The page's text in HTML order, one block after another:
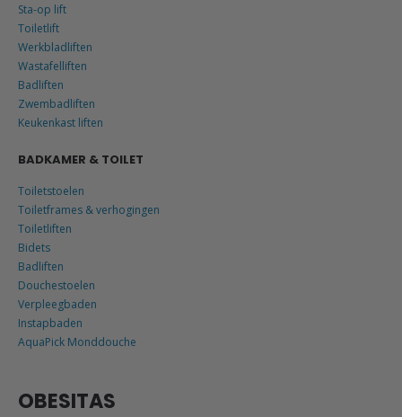
Sta-op lift
Toiletlift
Werkbladliften
Wastafelliften
Badliften
Zwembadliften
Keukenkast liften
BADKAMER & TOILET
Toiletstoelen
Toiletframes & verhogingen
Toiletliften
Bidets
Badliften
Douchestoelen
Verpleegbaden
Instapbaden
AquaPick Monddouche
OBESITAS